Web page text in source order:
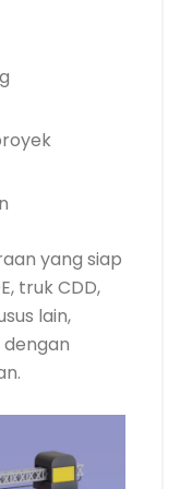
yang siap
truk CDD,
lain,